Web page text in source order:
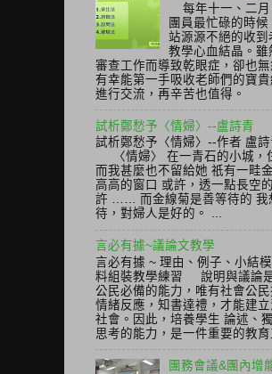
每年十一、二月
團員最忙碌的時候
站源源不絕的收到
教學心血結晶。雖
審查工作而導致乾眼症，卻也
有幸能第一手吸收老師們的寶
進行交流，再辛苦也值得。
試析鄭愁予〈情婦〉--盧詩青
試析鄭愁予〈情婦〉--作者 盧
〈情婦〉 在一青石的小城，
而我甚麼也不留給她 祇有一畦
高高的窗口 或許，透一點長空
許 …… 而金線菊是善等待的 我
待，對婦人是好的。 ...
言必有據~議論文教學
言必有據 ~ 理由、例子、小結
料組裝教學練習 說明與議論
公民必備的能力，唯有社會公
情緒反應，知書達禮，才能建
社會。因此，培養學生 論述、
思考的能力，是一件重要的教育
團務會議&團內增